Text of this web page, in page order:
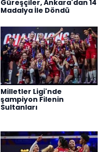
Güreşçiler, Ankara'dan 14
Madalya İle Döndü
Milletler Ligi'nde
şampiyon Filenin
Sultanları